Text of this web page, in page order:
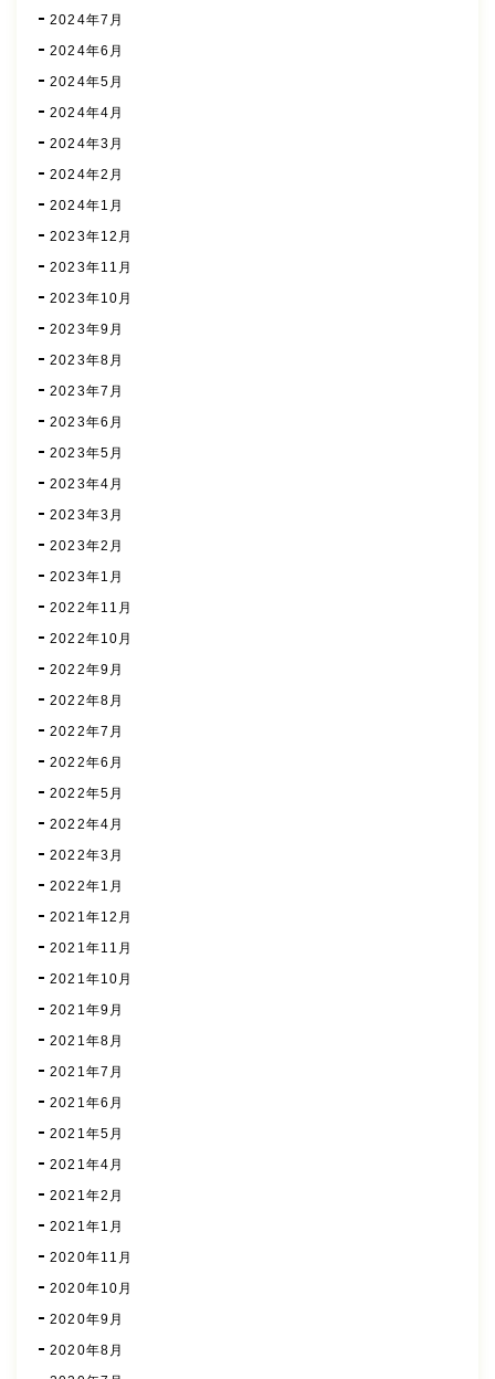
2024年7月
2024年6月
2024年5月
2024年4月
2024年3月
2024年2月
2024年1月
2023年12月
2023年11月
2023年10月
2023年9月
2023年8月
2023年7月
2023年6月
2023年5月
2023年4月
2023年3月
2023年2月
2023年1月
2022年11月
2022年10月
2022年9月
2022年8月
2022年7月
2022年6月
2022年5月
2022年4月
2022年3月
2022年1月
2021年12月
2021年11月
2021年10月
2021年9月
2021年8月
2021年7月
2021年6月
2021年5月
2021年4月
2021年2月
2021年1月
2020年11月
2020年10月
2020年9月
2020年8月